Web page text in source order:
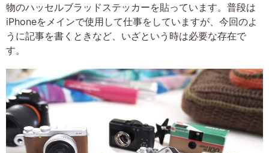
物のハッセルブラッドステッカーを貼っています。普段は
iPhoneをメインで使用して仕事をしていますが、今回のよ
うに記事を書くときなど、いざという時は必要な存在で
す。